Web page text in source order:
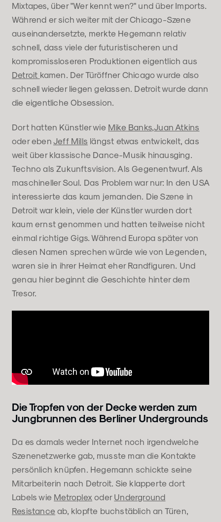
Mixtapes, über "Wer kennt wen?" und über Imports.
Während er sich weiter mit der Chicago-Szene
auseinandersetzte, merkte Hegemann relativ
schnell, dass viele der futuristischeren und
kompromissloseren Produktionen eigentlich aus
Detroit kamen. Der Türöffner Chicago wurde also
schnell wieder liegen gelassen. Detroit wurde dann
die eigentliche Obsession.
Dort hatten Künstler wie Mike Banks,Juan Atkins
oder eben Jeff Mills längst etwas entwickelt, das
weit über klassische Dance-Musik hinausging.
Techno als Zukunftsvision. Als Gegenentwurf. Als
maschineller Soul. Das Problem war nur: In den USA
interessierte das kaum jemanden. Die Szene in
Detroit war klein, viele der Künstler wurden dort
kaum ernst genommen und hatten teilweise nicht
einmal richtige Gigs. Während Europa später von
diesen Namen sprechen würde wie von Legenden,
waren sie in ihrer Heimat eher Randfiguren. Und
genau hier beginnt die Geschichte hinter dem
Tresor.
Die Tropfen von der Decke werden zum
Jungbrunnen des Berliner Undergrounds
Da es damals weder Internet noch irgendwelche
Szenenetzwerke gab, musste man die Kontakte
persönlich knüpfen. Hegemann schickte seine
Mitarbeiterin nach Detroit. Sie klapperte dort
Labels wie Metroplex oder Underground
Resistance ab, klopfte buchstäblich an Türen,